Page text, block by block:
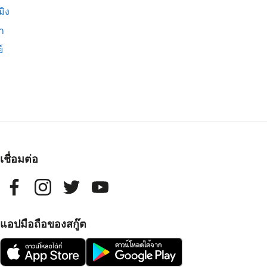
ง
เชื่อมต่อ
แอปมือถือของสกู๊ต